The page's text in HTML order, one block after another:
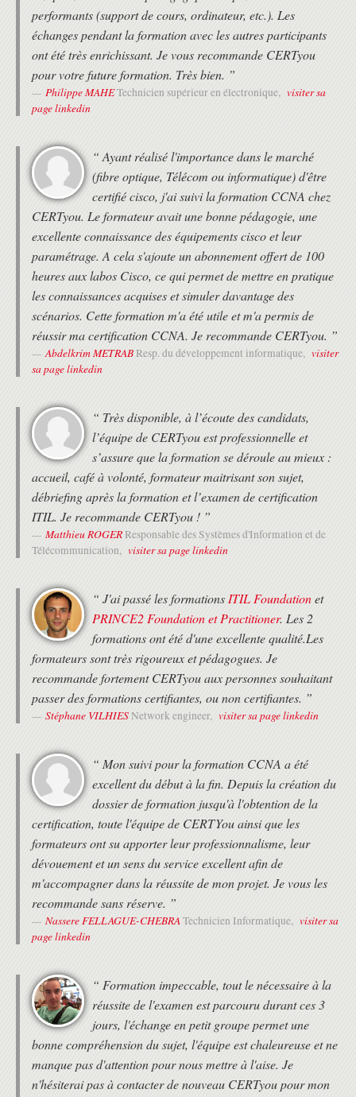
performants (support de cours, ordinateur, etc.). Les
échanges pendant la formation avec les autres participants
ont été très enrichissant. Je vous recommande CERTyou
pour votre future formation. Très bien. ”
Philippe MAHETechnicien supérieur en électronique, visiter sa
page linkedin
“ Ayant réalisé l'importance dans le marché
(fibre optique, Télécom ou informatique) d'être
certifié cisco, j'ai suivi la formation CCNA chez
CERTyou. Le formateur avait une bonne pédagogie, une
excellente connaissance des équipements cisco et leur
paramétrage. A cela s'ajoute un abonnement offert de 100
heures aux labos Cisco, ce qui permet de mettre en pratique
les connaissances acquises et simuler davantage des
scénarios. Cette formation m'a été utile et m'a permis de
réussir ma certification CCNA. Je recommande CERTyou. ”
Abdelkrim METRABResp. du développement informatique, visiter
sa page linkedin
“ Très disponible, à l’écoute des candidats,
l’équipe de CERTyou est professionnelle et
s’assure que la formation se déroule au mieux :
accueil, café à volonté, formateur maitrisant son sujet,
débriefing après la formation et l’examen de certification
ITIL. Je recommande CERTyou ! ”
Matthieu ROGERResponsable des Systèmes d'Information et de
Télécommunication, visiter sa page linkedin
“ J'ai passé les formations ITIL Foundationet
PRINCE2 Foundation et Practitioner. Les 2
formations ont été d'une excellente qualité.Les
formateurs sont très rigoureux et pédagogues. Je
recommande fortement CERTyou aux personnes souhaitant
passer des formations certifiantes, ou non certifiantes. ”
Stéphane VILHIESNetwork engineer, visiter sa page linkedin
“ Mon suivi pour la formation CCNA a été
excellent du début à la fin. Depuis la création du
dossier de formation jusqu'à l'obtention de la
certification, toute l'équipe de CERTYou ainsi que les
formateurs ont su apporter leur professionnalisme, leur
dévouement et un sens du service excellent afin de
m'accompagner dans la réussite de mon projet. Je vous les
recommande sans réserve. ”
Nassere FELLAGUE-CHEBRA Technicien Informatique, visiter sa
page linkedin
“ Formation impeccable, tout le nécessaire à la
réussite de l'examen est parcouru durant ces 3
jours, l'échange en petit groupe permet une
bonne compréhension du sujet, l'équipe est chaleureuse et ne
manque pas d'attention pour nous mettre à l'aise. Je
n'hésiterai pas à contacter de nouveau CERTyou pour mon